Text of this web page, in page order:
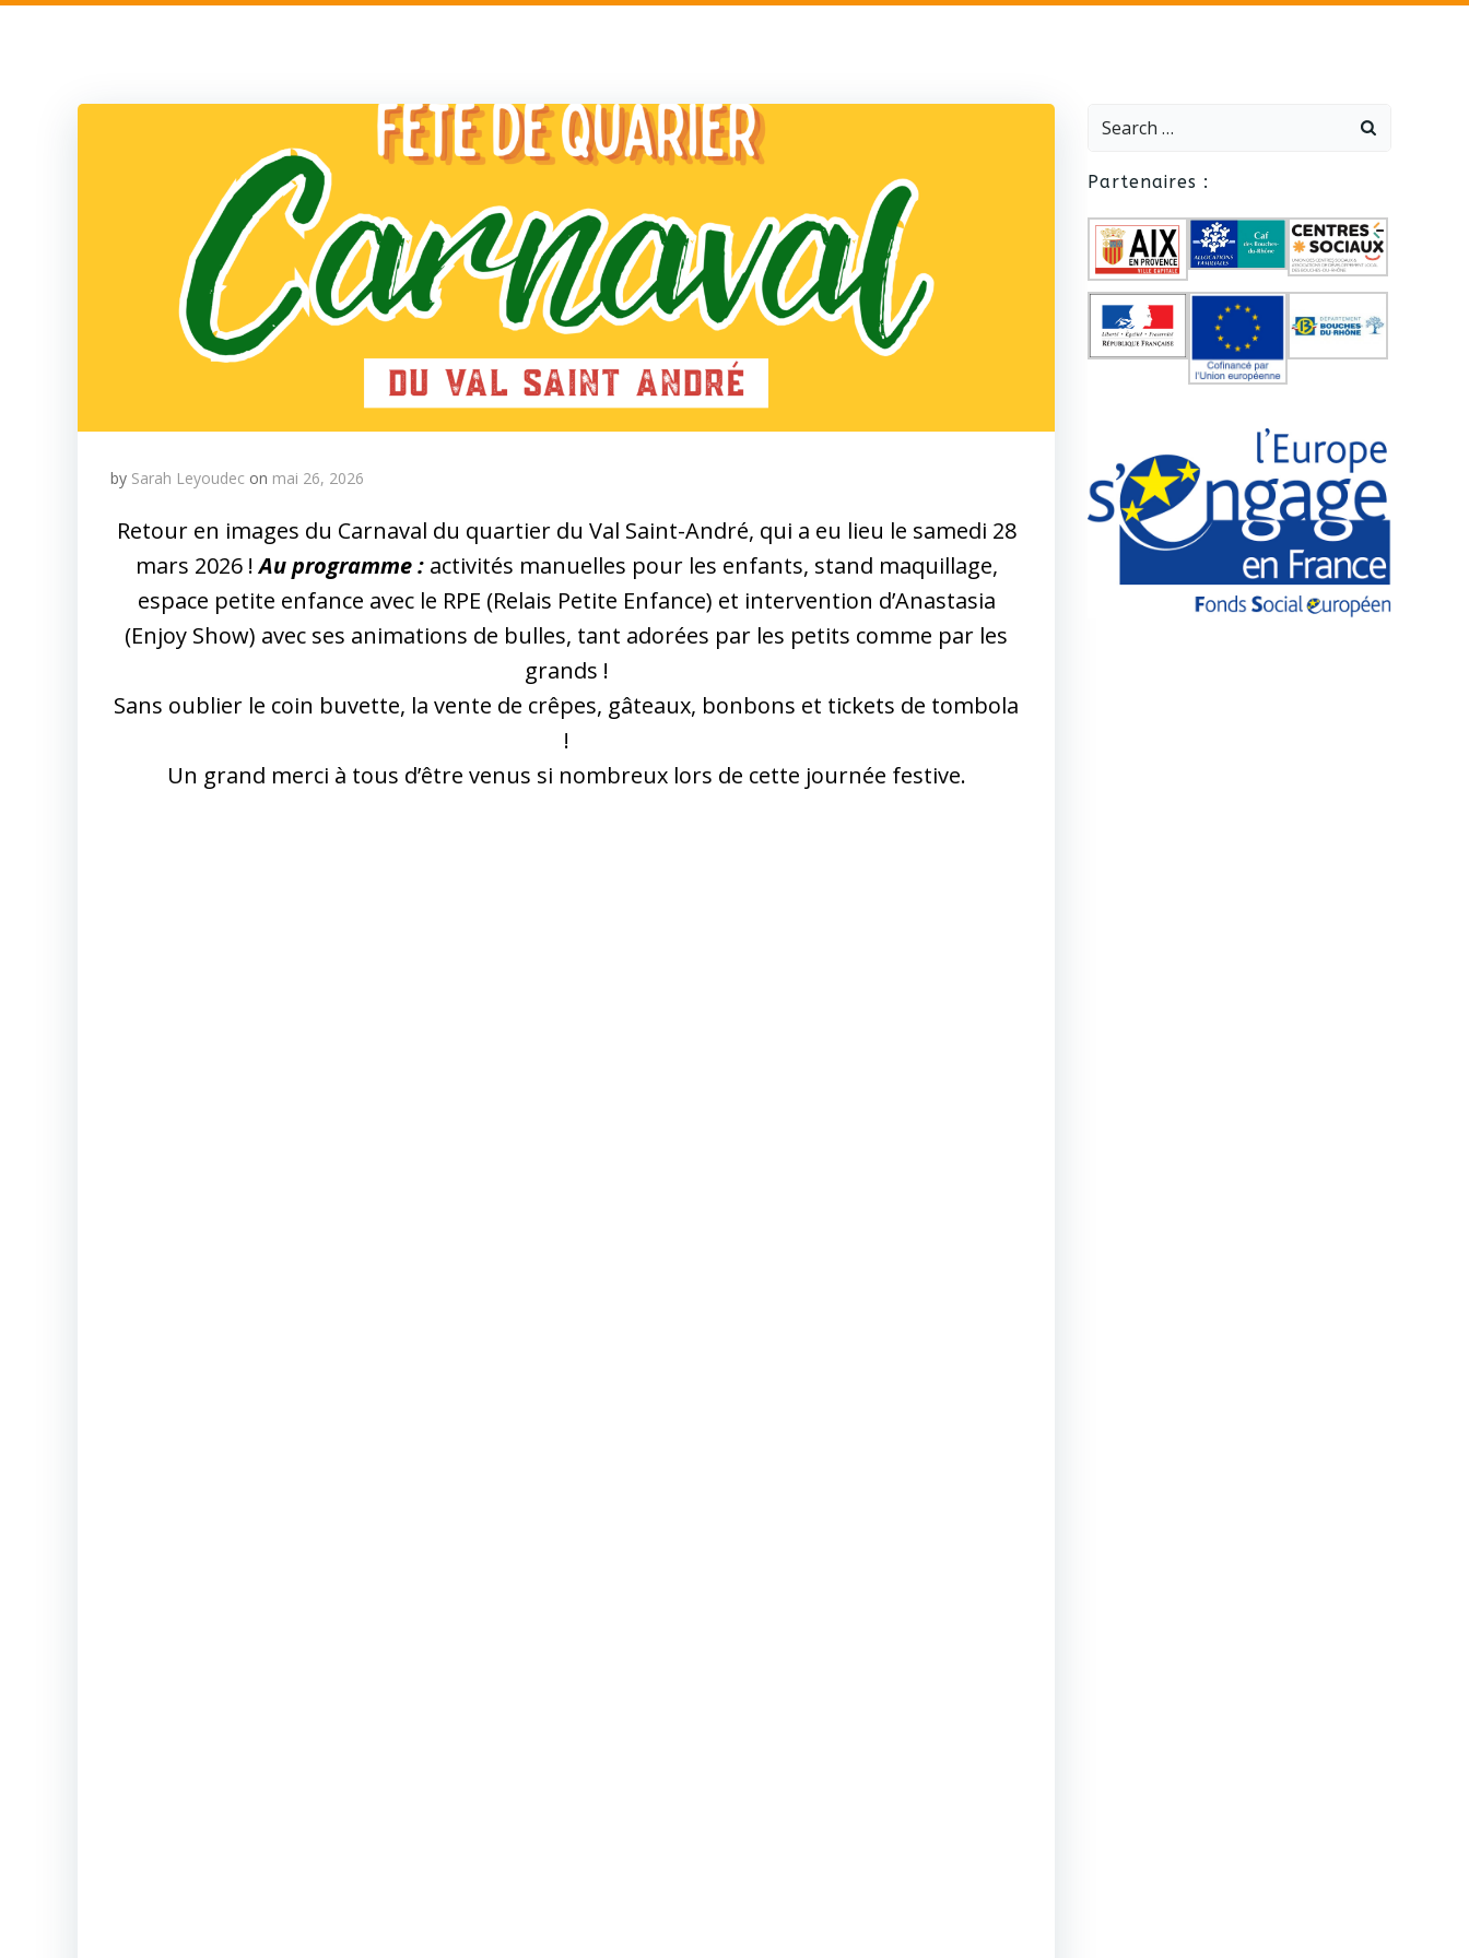
by Sarah Leyoudec on mai 26, 2026
Retour en images du Carnaval du quartier du Val Saint-André, qui a eu lieu le samedi 28
mars 2026 !Au programme : activités manuelles pour les enfants, stand maquillage,
espace petite enfance avec le RPE (Relais Petite Enfance) et intervention d’Anastasia
(Enjoy Show) avec ses animations de bulles, tant adorées par les petits comme par les
grands !
Sans oublier le coin buvette, la vente de crêpes, gâteaux, bonbons et tickets de tombola
!
Un grand merci à tous d’être venus si nombreux lors de cette journée festive.
Search
Partenaires :